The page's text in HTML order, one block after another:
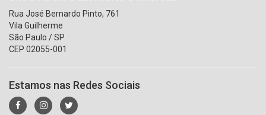
Rua José Bernardo Pinto, 761
Vila Guilherme
São Paulo / SP
CEP 02055-001
Estamos nas Redes Sociais